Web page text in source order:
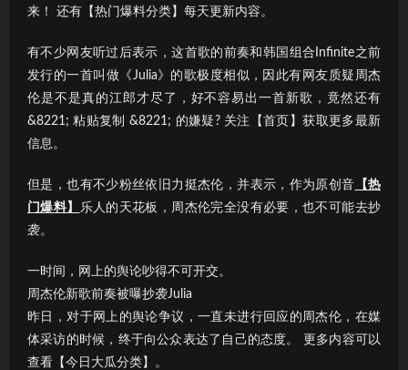
来！ 还有【热门爆料分类】每天更新内容。
有不少网友听过后表示，这首歌的前奏和韩国组合Infinite之前
发行的一首叫做《Julia》的歌极度相似，因此有网友质疑周杰
伦是不是真的江郎才尽了，好不容易出一首新歌，竟然还有
&8221; 粘贴复制 &8221; 的嫌疑? 关注【首页】获取更多最新
信息。
但是，也有不少粉丝依旧力挺杰伦，并表示，作为原创音 【热
门爆料】
乐人的天花板，周杰伦完全没有必要，也不可能去抄
袭。
一时间，网上的舆论吵得不可开交。
周杰伦新歌前奏被曝抄袭Julia
昨日，对于网上的舆论争议，一直未进行回应的周杰伦，在媒
体采访的时候，终于向公众表达了自己的态度。 更多内容可以
查看【今日大瓜分类】。